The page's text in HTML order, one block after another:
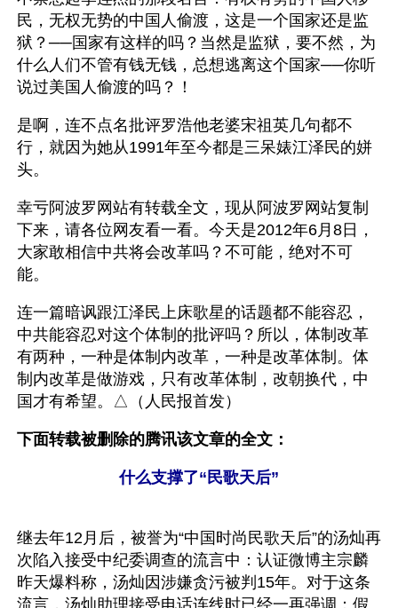
民，无权无势的中国人偷渡，这是一个国家还是监
狱？──国家有这样的吗？当然是监狱，要不然，为
什么人们不管有钱无钱，总想逃离这个国家──你听
说过美国人偷渡的吗？！
是啊，连不点名批评罗浩他老婆宋祖英几句都不
行，就因为她从1991年至今都是三呆婊江泽民的姘
头。
幸亏阿波罗网站有转载全文，现从阿波罗网站复制
下来，请各位网友看一看。今天是2012年6月8日，
大家敢相信中共将会改革吗？不可能，绝对不可
能。
连一篇暗讽跟江泽民上床歌星的话题都不能容忍，
中共能容忍对这个体制的批评吗？所以，体制改革
有两种，一种是体制内改革，一种是改革体制。体
制内改革是做游戏，只有改革体制，改朝换代，中
国才有希望。△（人民报首发）
下面转载被删除的腾讯该文章的全文：
什么支撑了“民歌天后”
继去年12月后，被誉为“中国时尚民歌天后”的汤灿再
次陷入接受中纪委调查的流言中：认证微博主宗麟
昨天爆料称，汤灿因涉嫌贪污被判15年。对于这条
流言，汤灿助理接受电话连线时已经一再强调：假